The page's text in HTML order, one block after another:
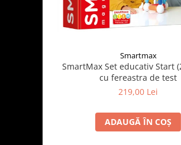
Smartmax
SmartMax Set educativ Start
cu fereastra de test
219,00 Lei
ADAUGĂ ÎN COȘ